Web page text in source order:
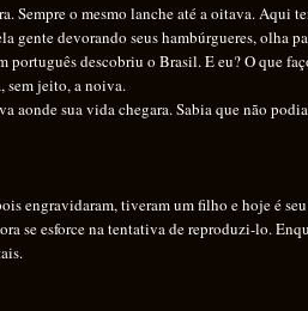
o mesmo lanche até a oitava. Aqui
devorando seus hambúrgueres, olha
descobriu o Brasil. E eu? O que
jeito, a noiva.
sua vida chegara. Sabia que não
engravidaram, tiveram um filho e hoje é
se esforce na tentativa de reproduzi-lo.